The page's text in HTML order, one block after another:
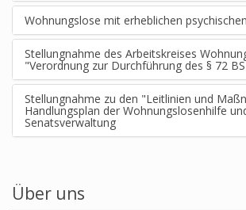
Wohnungslose mit erheblichen
Stellungnahme des Arbeitskreises
"Verordnung zur Durchführung des § 72
Stellungnahme zu den "Leitlinien und
Handlungsplan der Wohnungslosenhilfe
Senatsverwaltung
Über uns